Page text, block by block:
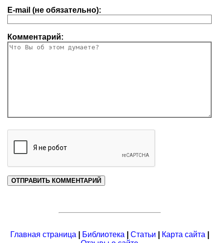
E-mail (не обязательно):
Комментарий:
Главная страница Библиотека Статьи Карта сайта